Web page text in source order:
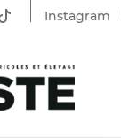
Instagram